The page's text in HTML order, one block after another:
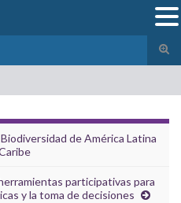
el
de América Latina
participativas para
y la toma de decisiones